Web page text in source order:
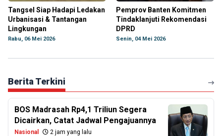
Tangsel Siap Hadapi Ledakan
Urbanisasi & Tantangan
Lingkungan
Rabu, 06 Mei 2026
Pemprov Banten Komitmen
Tindaklanjuti Rekomendasi
DPRD
Senin, 04 Mei 2026
Berita Terkini
BOS Madrasah Rp4,1 Triliun Segera
Dicairkan, Catat Jadwal Pengajuannya
Nasional 2 jam yang lalu